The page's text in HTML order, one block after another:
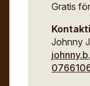
Gratis
Johnny